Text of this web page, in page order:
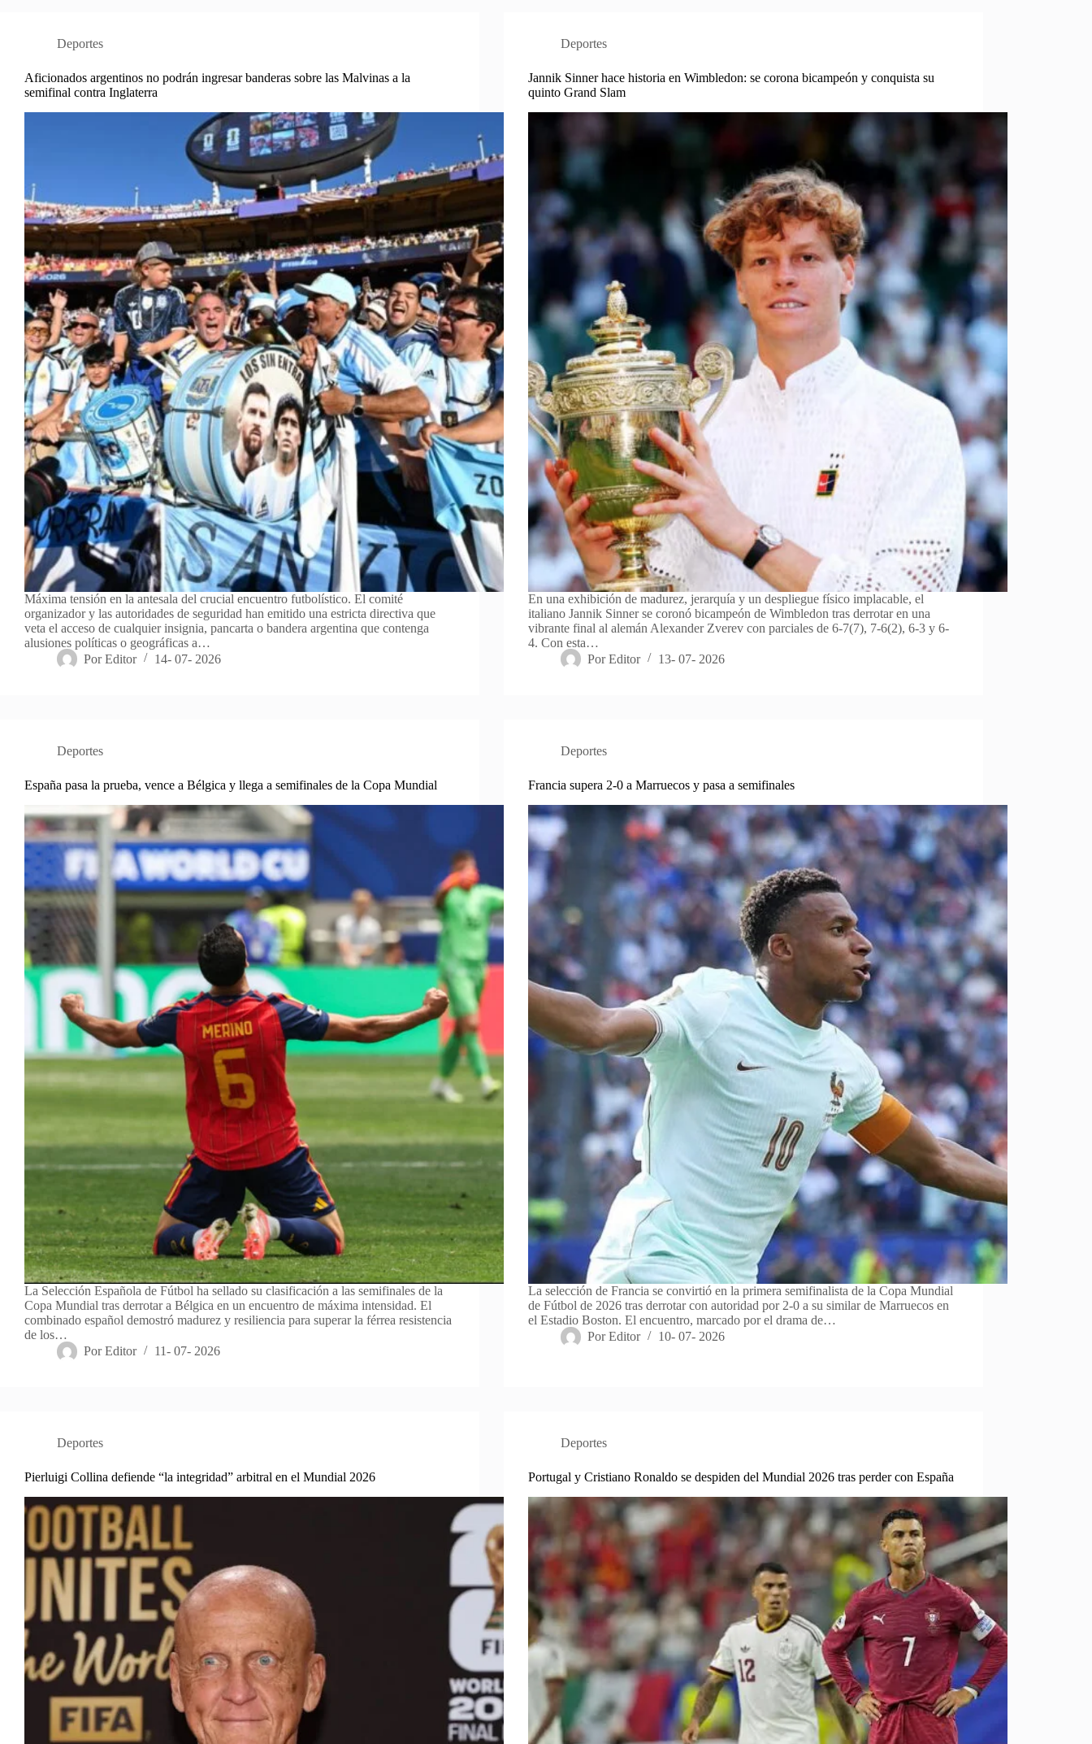
Deportes
Aficionados argentinos no podrán ingresar banderas sobre las Malvinas a la
semifinal contra Inglaterra
Máxima tensión en la antesala del crucial encuentro futbolístico. El comité
organizador y las autoridades de seguridad han emitido una estricta directiva que
veta el acceso de cualquier insignia, pancarta o bandera argentina que contenga
alusiones políticas o geográficas a…
Por Editor 14- 07- 2026
Deportes
Jannik Sinner hace historia en Wimbledon: se corona bicampeón y conquista su
quinto Grand Slam
En una exhibición de madurez, jerarquía y un despliegue físico implacable, el
italiano Jannik Sinner se coronó bicampeón de Wimbledon tras derrotar en una
vibrante final al alemán Alexander Zverev con parciales de 6-7(7), 7-6(2), 6-3 y 6-
4. Con esta…
Por Editor 13- 07- 2026
Deportes
España pasa la prueba, vence a Bélgica y llega a semifinales de la Copa Mundial
La Selección Española de Fútbol ha sellado su clasificación a las semifinales de la
Copa Mundial tras derrotar a Bélgica en un encuentro de máxima intensidad. El
combinado español demostró madurez y resiliencia para superar la férrea resistencia
de los…
Por Editor 11- 07- 2026
Deportes
Francia supera 2-0 a Marruecos y pasa a semifinales
La selección de Francia se convirtió en la primera semifinalista de la Copa Mundial
de Fútbol de 2026 tras derrotar con autoridad por 2-0 a su similar de Marruecos en
el Estadio Boston. El encuentro, marcado por el drama de…
Por Editor 10- 07- 2026
Deportes
Pierluigi Collina defiende “la integridad” arbitral en el Mundial 2026
Deportes
Portugal y Cristiano Ronaldo se despiden del Mundial 2026 tras perder con España